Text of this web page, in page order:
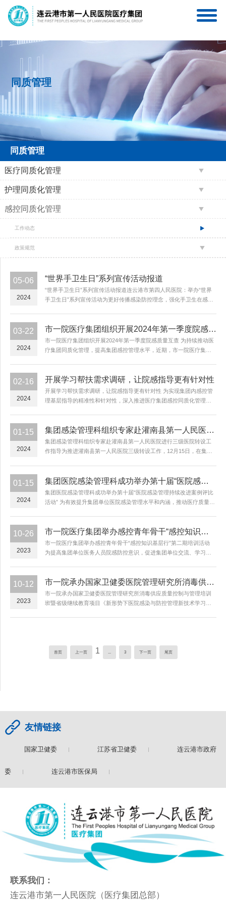
连一医医疗集团服务号
同质管理
同质管理
医疗同质化管理
护理同质化管理
感控同质化管理
工作动态
政策规范
05-06
2024
“世界手卫生日”系列宣传活动报道
“世界手卫生日”系列宣传活动报道连云港市第四人民医院：举办“世界
手卫生日”系列宣传活动为更好传播感染防控理念，强化手卫生在感染
03-22
2024
市一院医疗集团组织开展2024年第一季度院感质量互查
市一院医疗集团组织开展2024年第一季度院感质量互查 为持续推动医
疗集团同质化管理，提高集团感控管理水平，近期，市一院医疗集团
02-16
2024
开展学习帮扶需求调研，让院感指导更有针对性
开展学习帮扶需求调研，让院感指导更有针对性 为实现集团内感控管
理基层指导的精准性和针对性，深入推进医疗集团感控同质化管理水
01-15
2024
集团感染管理科组织专家赴灌南县第一人民医院进行三级医院转设工作指导
集团感染管理科组织专家赴灌南县第一人民医院进行三级医院转设工
作指导为推进灌南县第一人民医院三级转设工作，12月15日，在集团
01-15
2024
集团医院感染管理科成功举办第十届“医院感染管理持续改进案例评比活动
集团医院感染管理科成功举办第十届“医院感染管理持续改进案例评比
活动” 为有效提升集团单位医院感染管理水平和内涵，推动医疗质量创
10-26
2023
市一院医疗集团举办感控青年骨干“感控知识基层行”第二期培训活动
市一院医疗集团举办感控青年骨干“感控知识基层行”第二期培训活动
为提高集团单位医务人员院感防控意识，促进集团单位交流、学习，
10-12
2023
市一院承办国家卫健委医院管理研究所消毒供应质量控制与管理培训班暨省级继续教育项目《新形势下医院感染与防控管理新技术学习班》
市一院承办国家卫健委医院管理研究所消毒供应质量控制与管理培训
班暨省级继续教育项目《新形势下医院感染与防控管理新技术学习
首页 上一页 1 ... 3 下一页 尾页
友情链接
国家卫健委 江苏省卫健委 连云港市政府
委 连云港市医保局
联系我们：
连云港市第一人民医院（医疗集团总部）